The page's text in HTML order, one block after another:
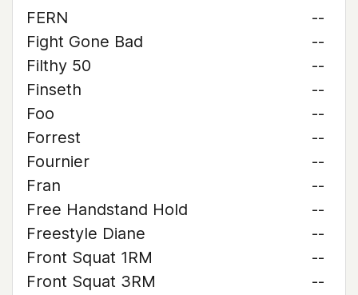
FERN
--
Fight Gone Bad
--
Filthy 50
--
Finseth
--
Foo
--
Forrest
--
Fournier
--
Fran
--
Free Handstand Hold
--
Freestyle Diane
--
Front Squat 1RM
--
Front Squat 3RM
--